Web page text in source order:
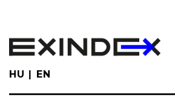
main
content
HU EN